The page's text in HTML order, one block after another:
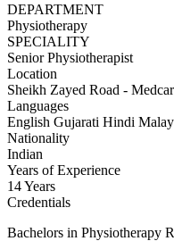
DEPARTMENT
Physiotherapy
SPECIALITY
Senior Physiotherapist
Location
Sheikh Zayed Road -
Languages
English Gujarati Hindi
Nationality
Indian
Years of Experience
14 Years
Credentials
Bachelors in Physiotherapy